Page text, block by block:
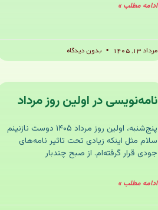
ادامه مطلب »
مرداد ۱۳, ۱۴۰۵ بدون دیدگاه
نامه‌نویسی در اولین روز مرداد
پنج‌شنبه، اولین روز مرداد ۱۴۰۵ دوست نازنینم
سلام مثل اینکه زیادی تحت تاثیر نامه‌های
جودی قرار گرفته‌ام. از صبح چندبار
ادامه مطلب »